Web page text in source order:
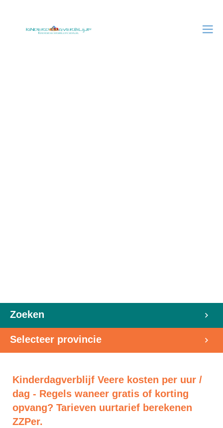
Zoeken
Selecteer provincie
Kinderdagverblijf Veere kosten per uur /
dag - Regels waneer gratis of korting
opvang? Tarieven uurtarief berekenen
ZZPer.